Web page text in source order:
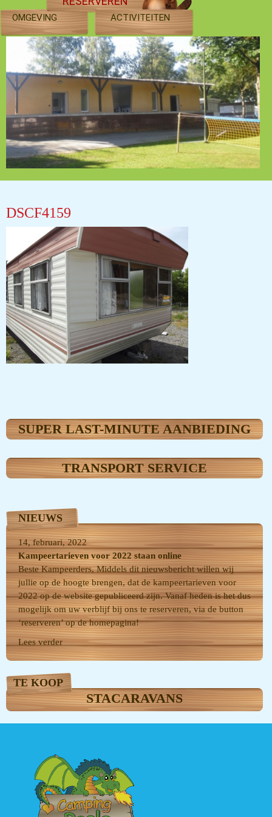
OMGEVING ACTIVITEITEN
DSCF4159
SUPER LAST-MINUTE AANBIEDING
TRANSPORT SERVICE
NIEUWS
14, februari, 2022
Kampeertarieven voor 2022 staan online
Beste Kampeerders, Middels dit nieuwsbericht willen wij
jullie op de hoogte brengen, dat de kampeertarieven voor
2022 op de website gepubliceerd zijn. Vanaf heden is het dus
mogelijk om uw verblijf bij ons te reserveren, via de button
‘reserveren’ op de homepagina!
Lees verder
TE KOOP
STACARAVANS